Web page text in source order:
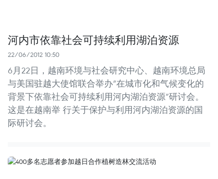
河内市依靠社会可持续利用湖泊资源
22/06/2012 10:50
6月22日，越南环境与社会研究中心、越南环境总局
与美国驻越大使馆联合举办“在城市化和气候变化的
背景下依靠社会可持续利用河内湖泊资源”研讨会。
这是在越南举 行关于保护与利用河内湖泊资源的国
际研讨会。